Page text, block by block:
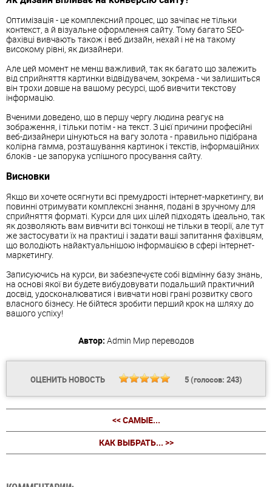
Оптимізація - це комплексний процес, що зачіпає не тільки
контекст, а й візуальне оформлення сайту. Тому багато SEO-
фахівці вивчають також і веб дизайн, нехай і не на такому
високому рівні, як дизайнери.
Але цей момент не менш важливий, так як багато що залежить
від сприйняття картинки відвідувачем, зокрема - чи залишиться
він трохи довше на вашому ресурсі, щоб вивчити текстову
інформацію.
Вченими доведено, що в першу чергу людина реагує на
зображення, і тільки потім - на текст. З цієї причини професійні
веб-дизайнери цінуються на вагу золота - правильно підібрана
колірна гамма, розташування картинок і текстів, інформаційних
блоків - це запорука успішного просування сайту.
Висновки
Якщо ви хочете осягнути всі премудрості інтернет-маркетингу, ви
повинні отримувати комплексні знання, подані в зручному для
сприйняття форматі. Курси для цих цілей підходять ідеально, так
як дозволяють вам вивчити всі тонкощі не тільки в теорії, але тут
же застосувати їх на практиці і задати ваші запитання фахівцям,
що володіють найактуальнішою інформацією в сфері інтернет-
маркетингу.
Записуючись на курси, ви забезпечуєте собі відмінну базу знань,
на основі якої ви будете вибудовувати подальший практичний
досвід, удосконалюватися і вивчати нові грані розвитку свого
власного бізнесу. Не бійтеся зробити перший крок на шляху до
вашого успіху!
Автор: Admin Мир переводов
ОЦЕНИТЬ НОВОСТЬ 5(голосов: 243)
<< САМЫЕ...
КАК ВЫБРАТЬ... >>